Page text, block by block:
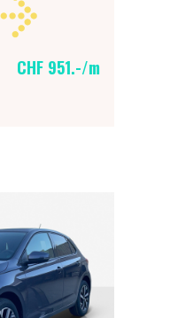
CHF 951.-/m